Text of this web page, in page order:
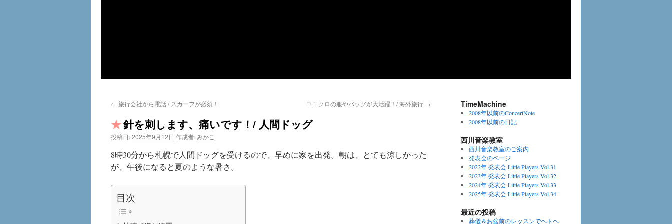
← 旅行会社から電話 / スカーフが必須！ ユニクロの服やバッグが大活躍！/ 海外旅行 →
針を刺します、痛いです！/ 人間ドッグ
投稿日:2025年9月12日 作成者:みかこ
8時30分から札幌で人間ドッグを受けるので、早めに家を出発。朝は、とても涼しかった
が、午後になると夏のような暑さ。
目次
TimeMachine
2008年以前のConcertNote
2008年以前の日記
西川音楽教室
西川音楽教室のご案内
発表会のページ
2022年 発表会 Little Players Vol.31
2023年 発表会 Little Players Vol.32
2024年 発表会 Little Players Vol.33
2025年 発表会 Little Players Vol.34
最近の投稿
葬儀＆お盆前のレッスンでヘトヘ